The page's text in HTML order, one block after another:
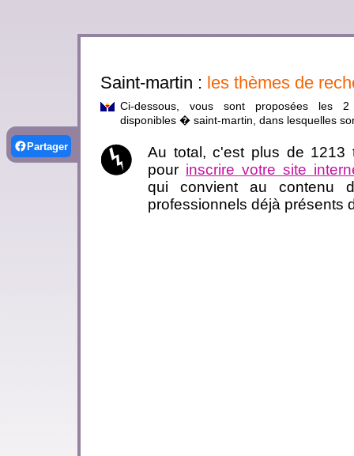
Partager
Saint-martin : les thèmes de
Ci-dessous, vous sont proposées les 2
disponibles � saint-martin, dans lesquelles
Au total, c'est plus de 1213
pour inscrire votre site
qui convient au contenu
professionnels déjà présents